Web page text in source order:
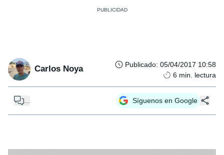
Carlos Noya Publicado: 05/04/2017 10:58
6 min. lectura
Síguenos en Google